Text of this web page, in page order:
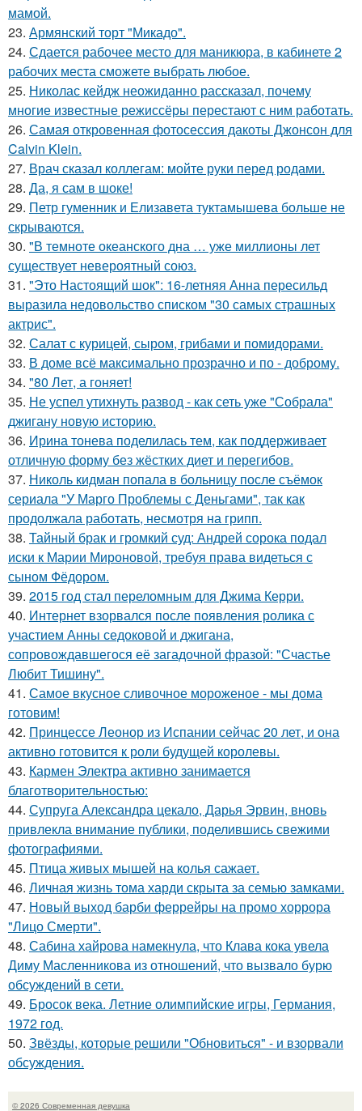
мамой.
23. Армянский торт "Микадо".
24. Сдается рабочее место для маникюра, в кабинете 2
рабочих места сможете выбрать любое.
25. Николас кейдж неожиданно рассказал, почему
многие известные режиссёры перестают с ним работать.
26. Самая откровенная фотосессия дакоты Джонсон для
Calvin Klein.
27. Врач сказал коллегам: мойте руки перед родами.
28. Да, я сам в шоке!
29. Петр гуменник и Елизавета туктамышева больше не
скрываются.
30. "В темноте океанского дна … уже миллионы лет
существует невероятный союз.
31. "Это Настоящий шок": 16-летняя Анна пересильд
выразила недовольство списком "30 самых страшных
актрис".
32. Салат с курицей, сыром, грибами и помидорами.
33. В доме всё максимально прозрачно и по - доброму.
34. "80 Лет, а гоняет!
35. Не успел утихнуть развод - как сеть уже "Собрала"
джигану новую историю.
36. Ирина тонева поделилась тем, как поддерживает
отличную форму без жёстких диет и перегибов.
37. Николь кидман попала в больницу после съёмок
сериала "У Марго Проблемы с Деньгами", так как
продолжала работать, несмотря на грипп.
38. Тайный брак и громкий суд: Андрей сорока подал
иски к Марии Мироновой, требуя права видеться с
сыном Фёдором.
39. 2015 год стал переломным для Джима Керри.
40. Интернет взорвался после появления ролика с
участием Анны седоковой и джигана,
сопровождавшегося её загадочной фразой: "Счастье
Любит Тишину".
41. Самое вкусное сливочное мороженое - мы дома
готовим!
42. Принцессе Леонор из Испании сейчас 20 лет, и она
активно готовится к роли будущей королевы.
43. Кармен Электра активно занимается
благотворительностью:
44. Супруга Александра цекало, Дарья Эрвин, вновь
привлекла внимание публики, поделившись свежими
фотографиями.
45. Птица живых мышей на колья сажает.
46. Личная жизнь тома харди скрыта за семью замками.
47. Новый выход барби феррейры на промо хоррора
"Лицо Смерти".
48. Сабина хайрова намекнула, что Клава кока увела
Диму Масленникова из отношений, что вызвало бурю
обсуждений в сети.
49. Бросок века. Летние олимпийские игры, Германия,
1972 год.
50. Звёзды, которые решили "Обновиться" - и взорвали
обсуждения.
© 2026 Современная девушка